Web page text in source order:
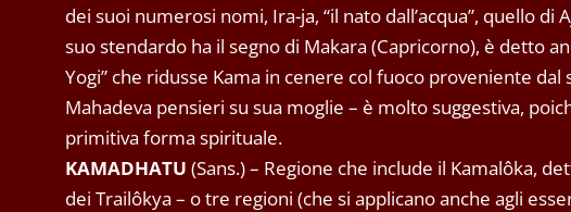
dei suoi numerosi nomi, Ira-ja, “il nato dall’acqua”, quello di
suo stendardo ha il segno di Makara (Capricorno), è detto
Yogi” che ridusse Kama in cenere col fuoco proveniente
Mahadeva pensieri su sua moglie – è molto suggestiva,
primitiva forma spirituale.
KAMADHATU (Sans.) – Regione che include il Kamalôka,
dei Trailôkya – o tre regioni (che si applicano anche agli